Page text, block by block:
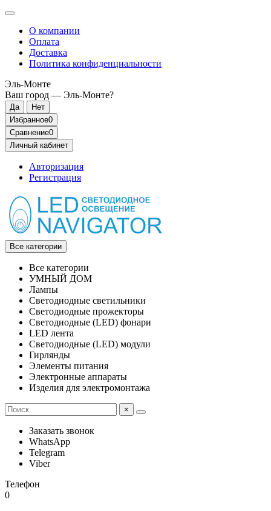
О компании
Оплата
Доставка
Политика конфиденциальности
Эль-Монте
Ваш город — Эль-Монте?
Избранное0
Сравнение0
Личный кабинет
Авторизация
Регистрация
Все категории
Все категории
УМНЫЙ ДОМ
Лампы
Светодиодные светильники
Светодиодные прожекторы
Светодиодные (LED) фонари
LED лента
Светодиодные (LED) модули
Гирлянды
Элементы питания
Электронные аппараты
Изделия для электромонтажа
×
Заказать звонок
WhatsApp
Telegram
Viber
Телефон
0